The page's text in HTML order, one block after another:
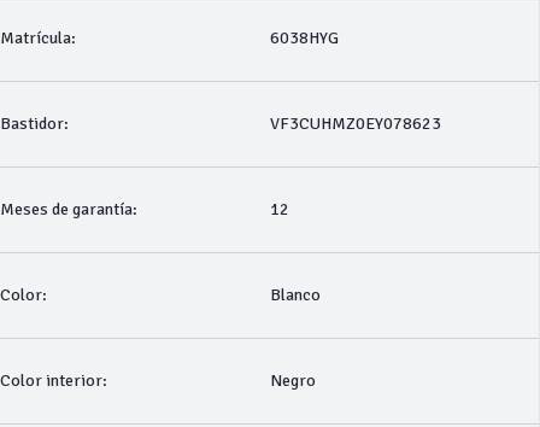
Matrícula: 6038HYG
Bastidor: VF3CUHMZ0EY078623
Meses de garantía: 12
Color: Blanco
Color interior: Negro